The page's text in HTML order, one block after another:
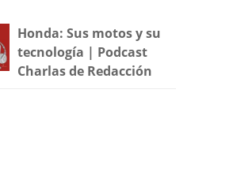
Honda: Sus motos y su
tecnología | Podcast
Charlas de Redacción